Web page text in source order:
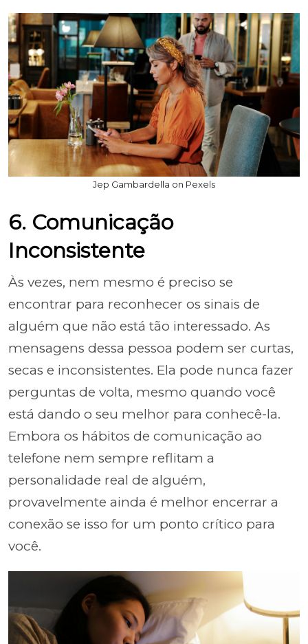
Jep Gambardella on Pexels
6. Comunicação
Inconsistente
Às vezes, nem mesmo é preciso se
encontrar para reconhecer os sinais de
alguém que não está tão interessado. As
mensagens dessa pessoa podem ser curtas,
secas e inconsistentes. Ela pode nunca fazer
perguntas de volta, mesmo quando você
está dando o seu melhor para conhecê-la.
Embora os hábitos de comunicação ao
telefone nem sempre reflitam a
personalidade real de alguém,
provavelmente ainda é melhor encerrar a
conexão se isso for um ponto crítico para
você.